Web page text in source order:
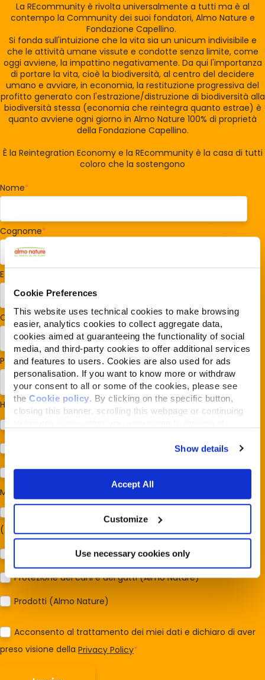
Cookie Preferences
This website uses technical cookies to make browsing
easier, analytics cookies to collect aggregate data,
cookies aimed at guaranteeing the functionality of social
media, and third-party cookies to offer additional services
and features to users. Cookies are also used for ads
personalisation. If you want to know more or withdraw
your consent to all or some of the cookies, please see
the Cookie policy . By clicking on the specific button,
closing this banner, scrolling this webpage or continuing
Show details
Accept All
Customize
Use necessary cookies only
La REcommunity è rivolta universalmente a tutti ma è al
contempo la Community dei suoi fondatori, Almo Nature e
Fondazione Capellino.
Si fonda sull'intuizione che la vita sia un unicum indivisibile e
che le attività umane vissute e condotte senza limite, come
oggi avviene, la impattino negativamente. Da qui l'importanza
di portare la vita, cioè la biodiversità, al centro del decidere
umano e avviare, in economia, la restituzione progressiva del
profitto generato con l'estrazione/distruzione di biodiversità alla
biodiversità stessa (economia che reintegra quanto estrae) è
quanto avviene ogni giorno in Almo Nature 100% di proprietà
della Fondazione Capellino.
È la Reintegration Economy e la REcommunity è la casa di tutti
coloro che la sostengono
Nome*
Cognome*
E-mail
Codice postale*
Paese/Regione*
Hai cani o gatti?*
Per ora no
Mi interessa:
Sostegno al modello della Reintegration Economy
(Almonature - Fondazione Capellino)
Protezione della biodiversità (Fondazione Capellino)
Protezione dei cani e dei gatti (Almo Nature)
Prodotti (Almo Nature)
Acconsento al trattamento dei miei dati e dichiaro di aver
preso visione della Privacy Policy*